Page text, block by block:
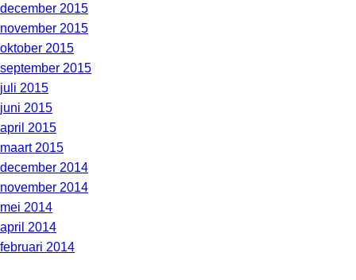
december 2015
november 2015
oktober 2015
september 2015
juli 2015
juni 2015
april 2015
maart 2015
december 2014
november 2014
mei 2014
april 2014
februari 2014